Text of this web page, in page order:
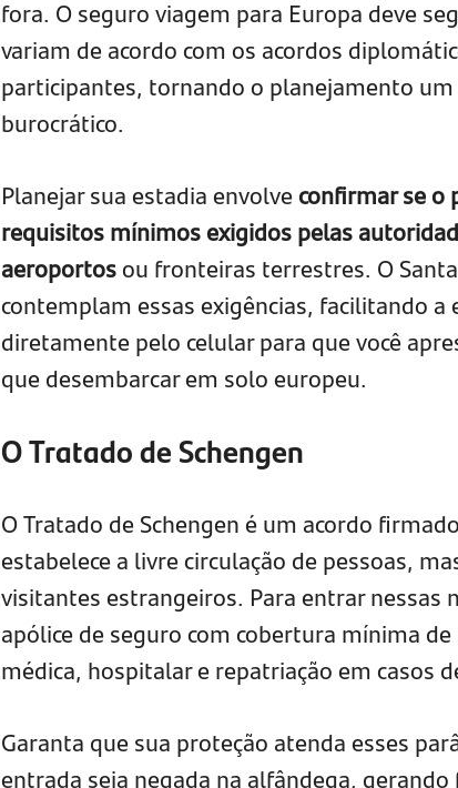
fora. O seguro viagem para Europa deve
variam de acordo com os acordos
participantes, tornando o planejamento
burocrático.
Planejar sua estadia envolveconfirmar se o
requisitos mínimos exigidos pelas
aeroportosou fronteiras terrestres. O
contemplam essas exigências, facilitando a
diretamente pelo celular para que você
que desembarcar em solo europeu.
O Tratado de Schengen
O Tratado de Schengen é um acordo
estabelece a livre circulação de pessoas,
visitantes estrangeiros. Para entrar nessas
apólice de seguro com cobertura mínima
médica, hospitalar e repatriação em casos
Garanta que sua proteção atenda esses
entrada seja negada na alfândega,